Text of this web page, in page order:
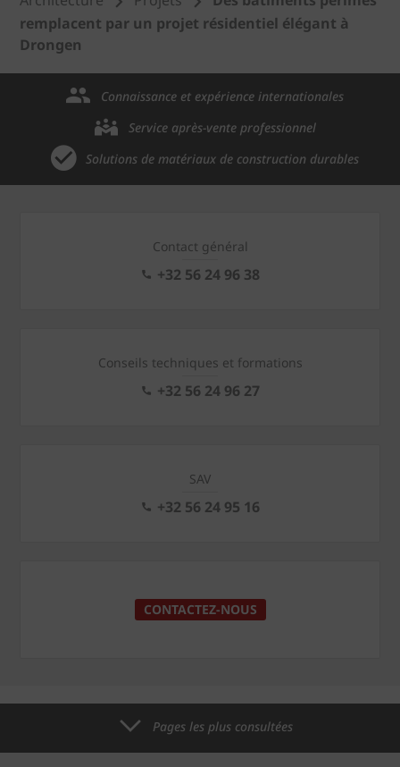
remplacent par un projet résidentiel élégant à
Drongen
Connaissance et expérience internationales
Service après-vente professionnel
Solutions de matériaux de construction durables
Contact général
+32 56 24 96 38
Conseils techniques et formations
+32 56 24 96 27
SAV
+32 56 24 95 16
CONTACTEZ-NOUS
Pages les plus consultées